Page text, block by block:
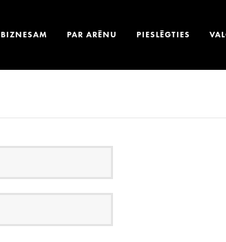
BIZNESAM PAR ARĒNU PIESLĒGTIES